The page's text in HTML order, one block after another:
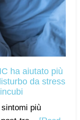
ha aiutato più
da stress
più